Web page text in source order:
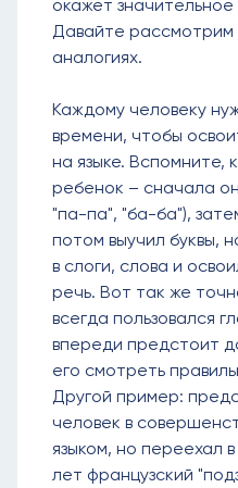
окажет
Давайте
аналогиях.
Каждому человеку
времени, чтобы
на языке. Вспомните,
ребенок – сначала
"па-па", "ба-ба"),
потом выучил буквы,
в слоги, слова и
речь. Вот так же
всегда пользовался
впереди предстоит
его смотреть
Другой пример:
человек в
языком, но переехал
лет французский